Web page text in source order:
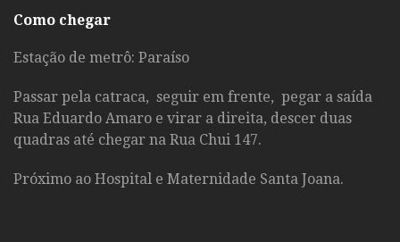
Como chegar
Estação de metrô: Paraíso
Passar pela catraca, seguir em frente, pegar a saída
Rua Eduardo Amaro e virar a direita, descer duas
quadras até chegar na Rua Chui 147.
Próximo ao Hospital e Maternidade Santa Joana.